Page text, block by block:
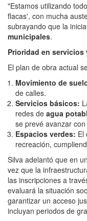
"Estamos utilizando
flacas', con mucha
subrayando que la
municipales.
Prioridad en
El plan de obra actual
Movimiento de
de calles.
Servicios básicos:
redes de agua
se prevé avanzar
Espacios verdes: El
recreación,
Silva adelantó que en
vez que la
las inscripciones a
evaluará la situación
garantizar un acceso
incluyan periodos de